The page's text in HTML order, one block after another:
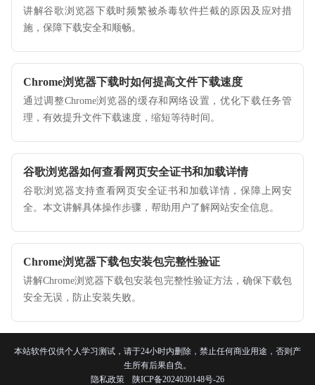
讲解谷歌浏览器下载时频繁被杀毒软件拦截的原因及应对措
施，保障下载安全和顺畅。
Chrome浏览器下载时如何提高文件下载速度
通过调整Chrome浏览器的缓存和网络设置，优化下载任务管
理，有效提升文件下载速度，缩短等待时间。
谷歌浏览器如何查看网页安全证书和加载详情
谷歌浏览器支持查看网页安全证书和加载详情，保障上网安
全。本文讲解具体操作步骤，帮助用户了解网站安全信息。
Chrome浏览器下载包安装包完整性验证
讲解Chrome浏览器下载包安装包完整性验证方法，确保下载包
安全无误，防止安装失败。
本站软件仅供个人学习测试，请于24小时内删除，禁止任何商业用途，否则产
生所有后果自负。
隐私政策
陕ICP备2024030148号-26